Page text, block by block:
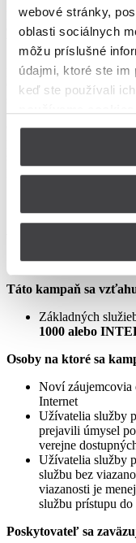
webové stránky,
oblasti sociálnych
môžu príslušné
údajmi, ktoré ste im
keď ste používali
podmienkach
dostupných služieb,
Všeobecných obchodných
podmienok na
Osobitných
služieb a iných platieb.
Ceny v týchto
poplatky za využívanie
sú uvedené vrátane
predpisov.
Aprílový Crazy
Táto kampaň sa
Základných
1000 alebo
Osoby na ktoré sa
Noví záujemcovia
Internet
Užívatelia služby
prejavili úmysel
verejne
Užívatelia služby
službu bez
viazanosti je
službu prístupu do
Poskytovateľ sa